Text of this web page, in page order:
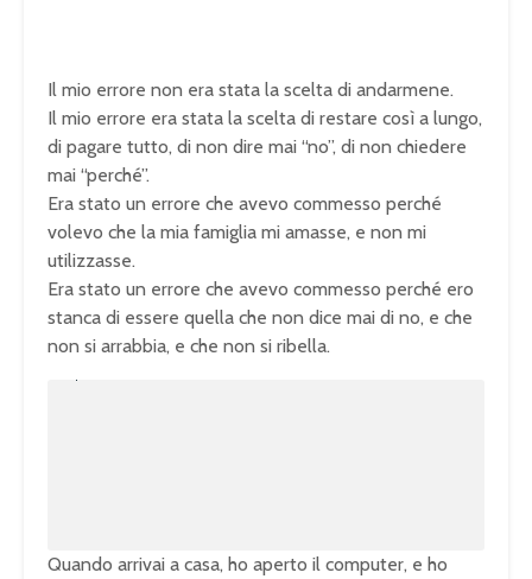
Il mio errore non era stata la scelta di andarmene.
Il mio errore era stata la scelta di restare così a lungo,
di pagare tutto, di non dire mai “no”, di non chiedere
mai “perché”.
Era stato un errore che avevo commesso perché
volevo che la mia famiglia mi amasse, e non mi
utilizzasse.
Era stato un errore che avevo commesso perché ero
stanca di essere quella che non dice mai di no, e che
non si arrabbia, e che non si ribella.
Quando arrivai a casa, ho aperto il computer, e ho